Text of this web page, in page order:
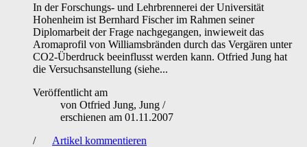
In der Forschungs- und Lehrbrennerei der Universität
Hohenheim ist Bernhard Fischer im Rahmen seiner
Diplomarbeit der Frage nachgegangen, inwieweit das
Aromaprofil von Williamsbränden durch das Vergären unter
CO2-Überdruck beeinflusst werden kann. Otfried Jung hat
die Versuchsanstellung (siehe...
Veröffentlicht am
von Otfried Jung, Jung /
erschienen am 01.11.2007
/
Artikel kommentieren